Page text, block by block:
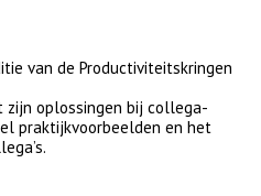
van de Productiviteitskringen
zijn oplossingen bij collega-
praktijkvoorbeelden en het